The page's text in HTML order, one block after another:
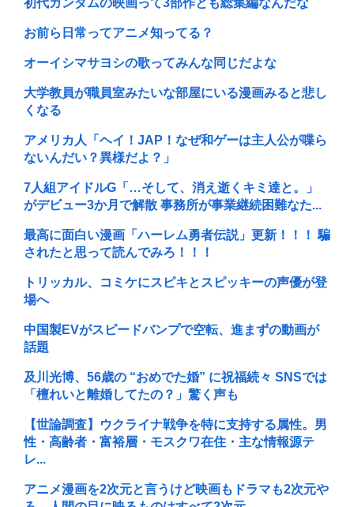
初代ガンダムの映画って3部作とも総集編なんだな
お前ら日常ってアニメ知ってる？
オーイシマサヨシの歌ってみんな同じだよな
大学教員が職員室みたいな部屋にいる漫画みると悲し
くなる
アメリカ人「ヘイ！JAP！なぜ和ゲーは主人公が喋ら
ないんだい？異様だよ？」
7人組アイドルG「…そして、消え逝くキミ達と。」
がデビュー3か月で解散 事務所が事業継続困難なた...
最高に面白い漫画「ハーレム勇者伝説」更新！！！ 騙
されたと思って読んでみろ！！！
トリッカル、コミケにスピキとスピッキーの声優が登
場へ
中国製EVがスピードバンプで空転、進まずの動画が
話題
及川光博、56歳の “おめでた婚” に祝福続々 SNSでは
「檀れいと離婚してたの？」驚く声も
【世論調査】ウクライナ戦争を特に支持する属性。男
性・高齢者・富裕層・モスクワ在住・主な情報源テ
レ...
アニメ漫画を2次元と言うけど映画もドラマも2次元や